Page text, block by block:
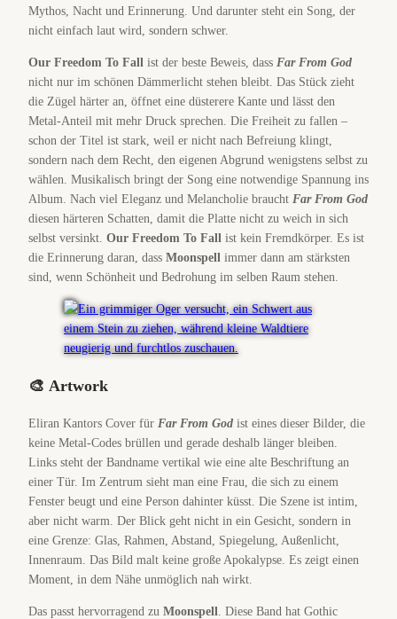
Mythos, Nacht und Erinnerung. Und darunter steht ein Song, der
nicht einfach laut wird, sondern schwer.
Our Freedom To Fall ist der beste Beweis, dass Far From God
nicht nur im schönen Dämmerlicht stehen bleibt. Das Stück zieht
die Zügel härter an, öffnet eine düsterere Kante und lässt den
Metal-Anteil mit mehr Druck sprechen. Die Freiheit zu fallen –
schon der Titel ist stark, weil er nicht nach Befreiung klingt,
sondern nach dem Recht, den eigenen Abgrund wenigstens selbst zu
wählen. Musikalisch bringt der Song eine notwendige Spannung ins
Album. Nach viel Eleganz und Melancholie braucht Far From God
diesen härteren Schatten, damit die Platte nicht zu weich in sich
selbst versinkt. Our Freedom To Fall ist kein Fremdkörper. Es ist
die Erinnerung daran, dass Moonspell immer dann am stärksten
sind, wenn Schönheit und Bedrohung im selben Raum stehen.
🎨 Artwork
Eliran Kantors Cover für Far From God ist eines dieser Bilder, die
keine Metal-Codes brüllen und gerade deshalb länger bleiben.
Links steht der Bandname vertikal wie eine alte Beschriftung an
einer Tür. Im Zentrum sieht man eine Frau, die sich zu einem
Fenster beugt und eine Person dahinter küsst. Die Szene ist intim,
aber nicht warm. Der Blick geht nicht in ein Gesicht, sondern in
eine Grenze: Glas, Rahmen, Abstand, Spiegelung, Außenlicht,
Innenraum. Das Bild malt keine große Apokalypse. Es zeigt einen
Moment, in dem Nähe unmöglich nah wirkt.
Das passt hervorragend zu Moonspell. Diese Band hat Gothic